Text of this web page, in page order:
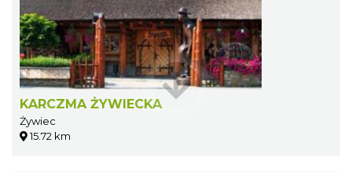
KARCZMA ŻYWIECKA
Żywiec
15.72 km